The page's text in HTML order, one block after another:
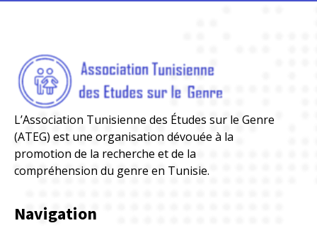
L’Association Tunisienne des Études sur le Genre
(ATEG) est une organisation dévouée à la
promotion de la recherche et de la
compréhension du genre en Tunisie.
Navigation